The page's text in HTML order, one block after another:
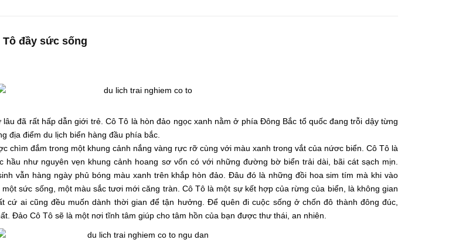
đầy sức sống
lâu đã rất hấp dẫn giới trẻ. Cô Tô là hòn đảo ngọc xanh nằm ở phía Đông Bắc tổ quốc đang trỗi dậy từng
địa điểm du lịch biển hàng đầu phía bắc.
chìm đắm trong một khung cảnh nắng vàng rực rỡ cùng với màu xanh trong vắt của nứơc biển. Cô Tô là
hầu như nguyên vẹn khung cảnh hoang sơ vốn có với những đường bờ biển trải dài, bãi cát sạch mịn.
vẫn hàng ngày phủ bóng màu xanh trên khắp hòn đảo. Đâu đó là những đồi hoa sim tím mà khi vào
sức sống, một màu sắc tươi mới căng tràn. Cô Tô là một sự kết hợp của rừng của biển, là không gian
cứ ai cũng đều muốn dành thời gian để tận hưởng. Để quên đi cuộc sống ở chốn đô thành đông đúc,
Đảo Cô Tô sẽ là một nơi tĩnh tâm giúp cho tâm hồn của bạn được thư thái, an nhiên.